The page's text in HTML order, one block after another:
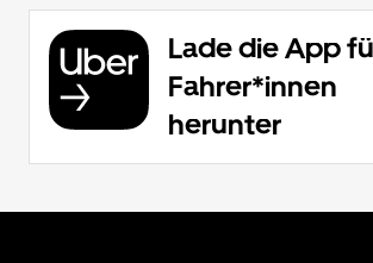
Lade die App
Fahrer*innen
herunter